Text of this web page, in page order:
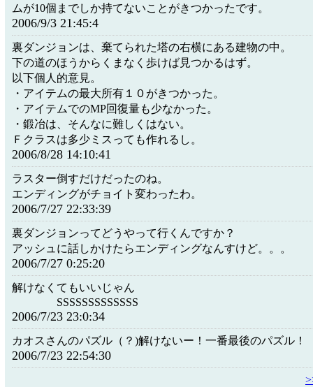
ムが10個までしか持てないことがきつかったです。
2006/9/3 21:45:4
裏ダンジョンは、棄てられた塔の右横にある建物の中。
下の道のほうからくまなく歩けば見つかるはず。
以下個人的意見。
・アイテムの最大所有１０がきつかった。
・アイテムでのMP回復量も少なかった。
・鍛冶は、そんなに難しくはない。
Ｆクラスは多少ミスっても作れるし。
2006/8/28 14:10:41
ラスター倒すだけだったのね。
エンディングがチョイト変わったわ。
2006/7/27 22:33:39
裏ダンジョンってどうやって行くんですか？
アッシュに話しかけたらエンディングなんすけど。。。
2006/7/27 0:25:20
解けなくてもいいじゃん
SSSSSSSSSSSSS
2006/7/23 23:0:34
カオスさんのパズル（？)解けないー！一番最後のパズル！
2006/7/23 22:54:30